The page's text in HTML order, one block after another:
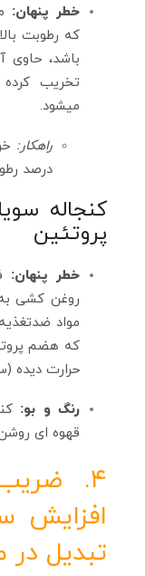
خطر پنهان:
که رطوبت
باشد، حاوی
تخریب
میشود.
راهکار:
درصد
پروتئین
خطر پنهان:
روغن‌ کشی به
که هضم
حرارت دیده
رنگ و بو:
قهوه‌ ای
تبدیل در